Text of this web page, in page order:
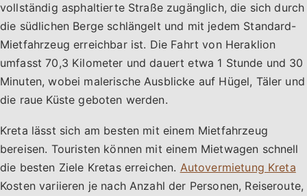
vollständig asphaltierte Straße zugänglich, die sich durch
die südlichen Berge schlängelt und mit jedem Standard-
Mietfahrzeug erreichbar ist. Die Fahrt von Heraklion
umfasst 70,3 Kilometer und dauert etwa 1 Stunde und 30
Minuten, wobei malerische Ausblicke auf Hügel, Täler und
die raue Küste geboten werden.
Kreta lässt sich am besten mit einem Mietfahrzeug
bereisen. Touristen können mit einem Mietwagen schnell
die besten Ziele Kretas erreichen. Autovermietung Kreta
Kosten variieren je nach Anzahl der Personen, Reiseroute,